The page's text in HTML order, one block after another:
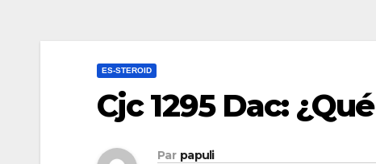
ES-STEROID
Cjc 1295 Dac:
Par papuli